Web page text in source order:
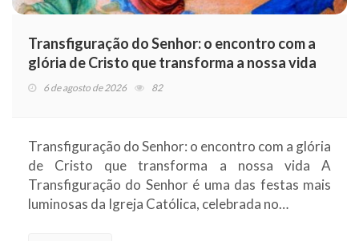
Transfiguração do Senhor: o encontro com a
glória de Cristo que transforma a nossa vida
6 de agosto de 2026 82
Transfiguração do Senhor: o encontro com a glória
de Cristo que transforma a nossa vida A
Transfiguração do Senhor é uma das festas mais
luminosas da Igreja Católica, celebrada no…